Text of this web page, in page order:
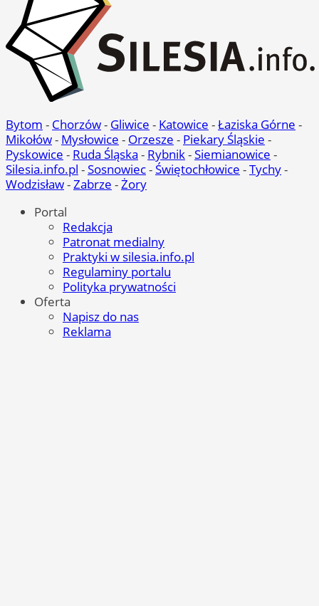
Bytom - Chorzów- Gliwice - Katowice -Łaziska Górne -
Mikołów- Mysłowice - Orzesze - Piekary Śląskie -
Pyskowice - Ruda Śląska - Rybnik-Siemianowice -
Silesia.info.pl -Sosnowiec-Świętochłowice -Tychy-
Wodzisław-Zabrze -Żory
Portal
Redakcja
Patronat medialny
Praktyki w silesia.info.pl
Regulaminy portalu
Polityka prywatności
Oferta
Napisz do nas
Reklama